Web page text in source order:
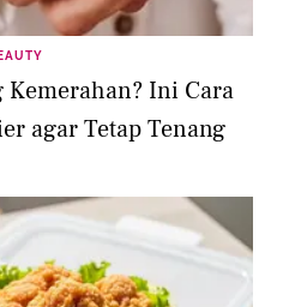
Ini Cara
agar Tetap Tenang